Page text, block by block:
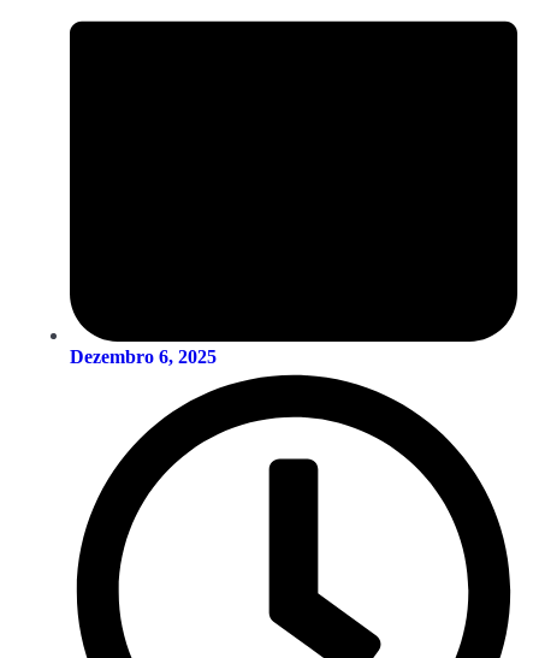
Dezembro 6, 2025